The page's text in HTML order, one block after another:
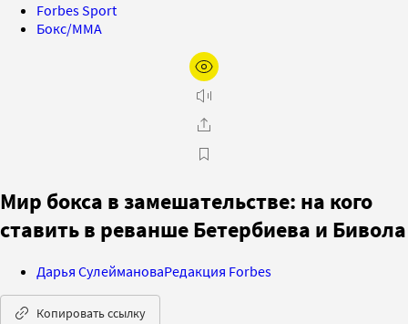
Forbes Sport
Бокс/MMA
Мир бокса в замешательстве: на кого
ставить в реванше Бетербиева и Бивола
Дарья СулеймановаРедакция Forbes
Копировать ссылку